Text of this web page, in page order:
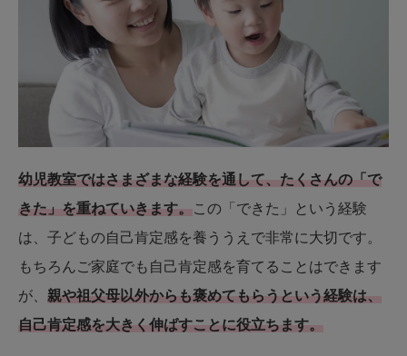
幼児教室ではさまざまな経験を通して、たくさんの「で
きた」を重ねていきます。
この「できた」という経験
は、子どもの自己肯定感を養ううえで非常に大切です。
もちろんご家庭でも自己肯定感を育てることはできます
が、 親や祖父母以外からも褒めてもらうという経験は、
自己肯定感を大きく伸ばすことに役立ちます。